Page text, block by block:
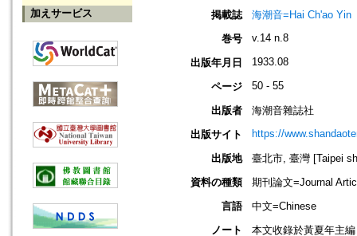
加えサービス
掲載誌
海潮音=Hai Ch'ao Yin
巻号
v.14 n.8
出版年月日 1933.08
ページ 50 - 55
出版者
海潮音雜誌社
出版サイト
https://
出版地
臺北市, 臺灣 [Taipei
資料の種類
期刊論文=Journal
言語
中文=Chinese
ノート
本文收錄於黃夏年主